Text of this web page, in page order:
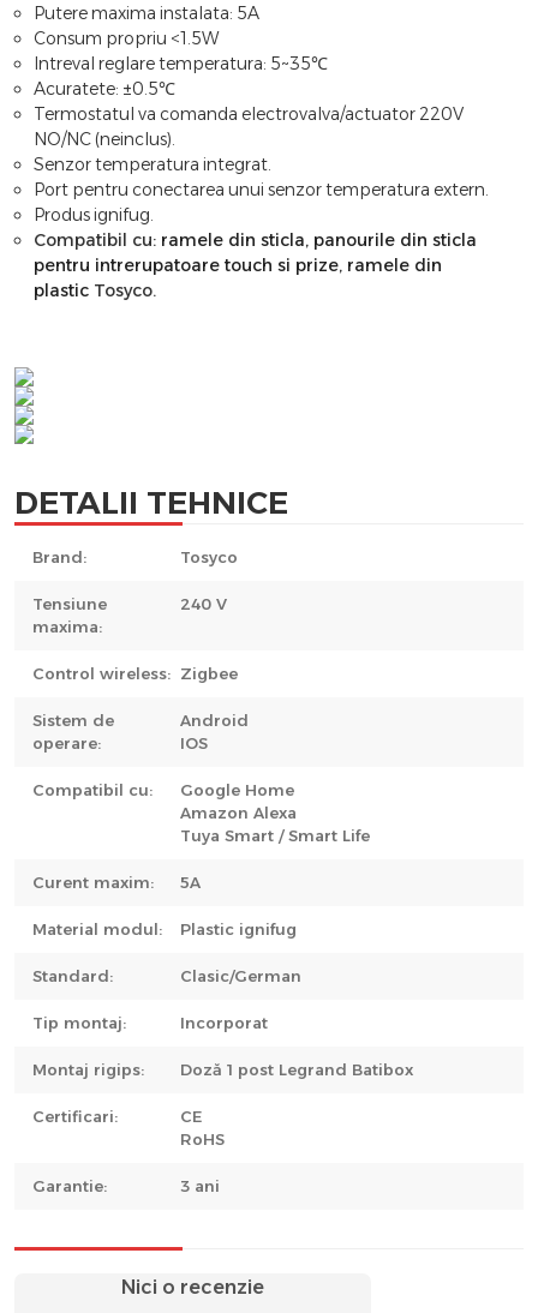
Putere maxima instalata: 5A
Consum propriu <1.5W
Intreval reglare temperatura: 5~35℃
Acuratete: ±0.5℃
Termostatul va comanda electrovalva/actuator 220V
NO/NC (neinclus).
Senzor temperatura integrat.
Port pentru conectarea unui senzor temperatura extern.
Produs ignifug.
Compatibil cu: ramele din sticla, panourile din sticla
pentru intrerupatoare touch si prize, ramele din
plastic Tosyco.
DETALII TEHNICE
Brand: Tosyco
Tensiune
maxima:
240 V
Control wireless: Zigbee
Sistem de
operare:
Android
IOS
Compatibil cu:
Google Home
Amazon Alexa
Tuya Smart / Smart Life
Curent maxim: 5A
Material modul: Plastic ignifug
Standard: Clasic/German
Tip montaj: Incorporat
Montaj rigips: Doză 1 post Legrand Batibox
Certificari:
CE
RoHS
Garantie: 3 ani
Nici o recenzie